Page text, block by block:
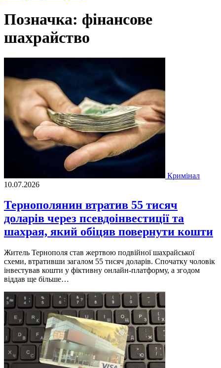
Позначка: фінансове
шахрайство
Кримінал
10.07.2026
Тернополянин втратив 55 тисяч
доларів через псевдоінвестиції та
шахрая, який обіцяв повернути кошти
Житель Тернополя став жертвою подвійної шахрайської
схеми, втративши загалом 55 тисяч доларів. Спочатку чоловік
інвестував кошти у фіктивну онлайн-платформу, а згодом
віддав ще більше…